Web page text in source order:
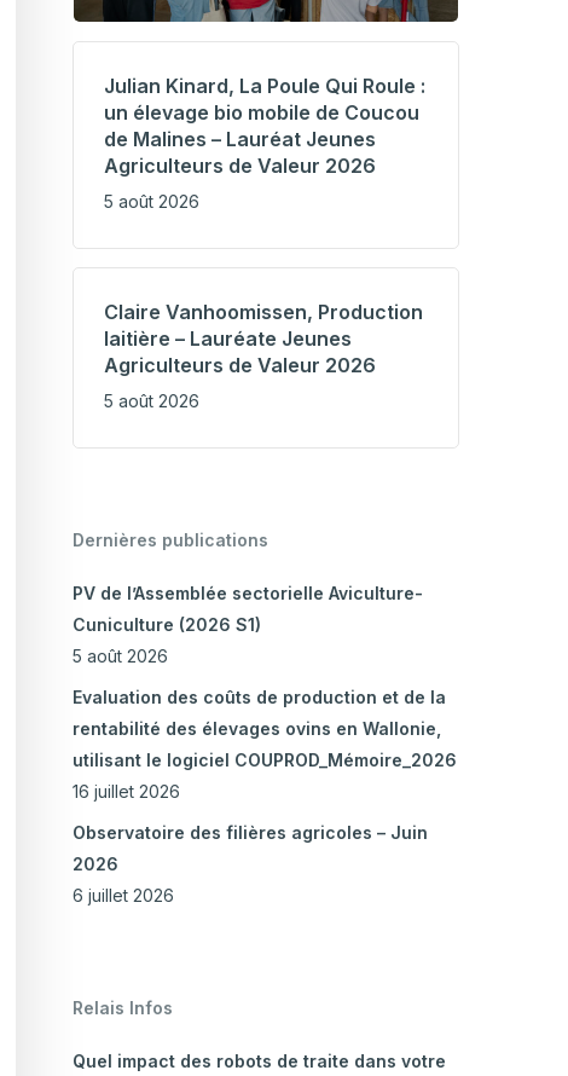
Julian Kinard, La Poule Qui Roule :
un élevage bio mobile de Coucou
de Malines – Lauréat Jeunes
Agriculteurs de Valeur 2026
5 août 2026
Claire Vanhoomissen, Production
laitière – Lauréate Jeunes
Agriculteurs de Valeur 2026
5 août 2026
Dernières publications
PV de l’Assemblée sectorielle Aviculture-
Cuniculture (2026 S1)
5 août 2026
Evaluation des coûts de production et de la
rentabilité des élevages ovins en Wallonie,
utilisant le logiciel COUPROD_Mémoire_2026
16 juillet 2026
Observatoire des filières agricoles – Juin
2026
6 juillet 2026
Relais Infos
Quel impact des robots de traite dans votre